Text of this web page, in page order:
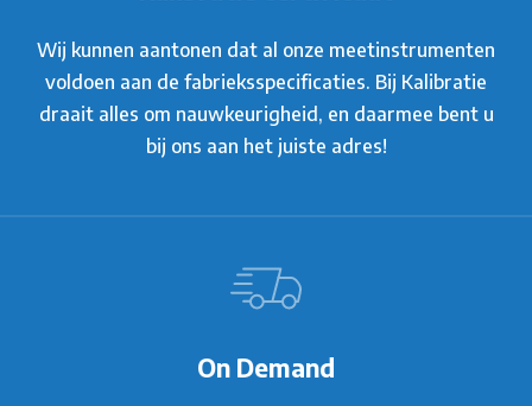
Wij kunnen aantonen dat al onze meetinstrumenten
voldoen aan de fabrieksspecificaties. Bij Kalibratie
draait alles om nauwkeurigheid, en daarmee bent u
bij ons aan het juiste adres!
On Demand